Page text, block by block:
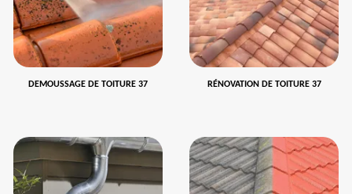
DEMOUSSAGE DE TOITURE 37 RÉNOVATION DE TOITURE 37